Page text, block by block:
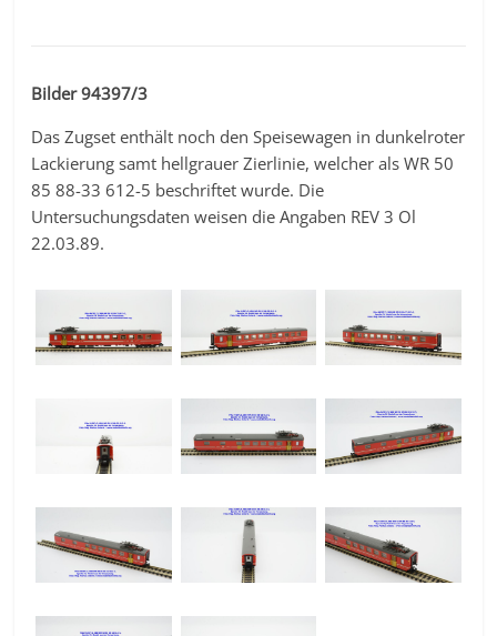
Bilder 94397/3
Das Zugset enthält noch den Speisewagen in dunkelroter
Lackierung samt hellgrauer Zierlinie, welcher als WR 50
85 88-33 612-5 beschriftet wurde. Die
Untersuchungsdaten weisen die Angaben REV 3 Ol
22.03.89.